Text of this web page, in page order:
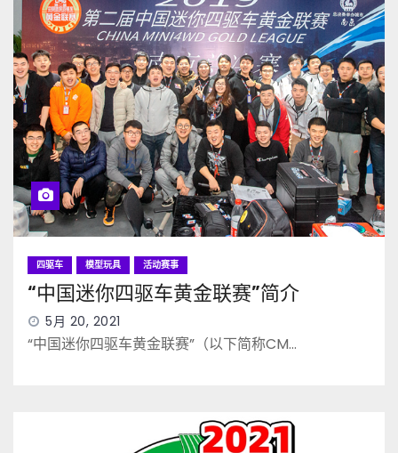
四驱车 模型玩具 活动赛事
“中国迷你四驱车黄金联赛”简介
5月 20, 2021
“中国迷你四驱车黄金联赛”（以下简称CM…